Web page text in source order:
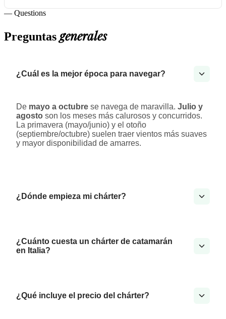
— Questions
Preguntasgenerales
¿Cuál es la mejor época para navegar?
De mayo a octubre se navega de maravilla. Julio y
agosto son los meses más calurosos y concurridos.
La primavera (mayo/junio) y el otoño
(septiembre/octubre) suelen traer vientos más suaves
y mayor disponibilidad de amarres.
¿Dónde empieza mi chárter?
¿Cuánto cuesta un chárter de catamarán
en Italia?
¿Qué incluye el precio del chárter?